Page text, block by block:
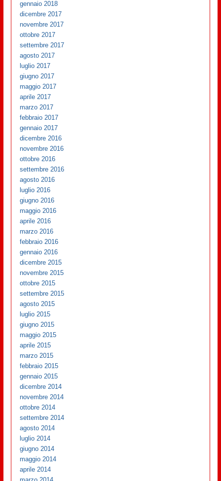
gennaio 2018
dicembre 2017
novembre 2017
ottobre 2017
settembre 2017
agosto 2017
luglio 2017
giugno 2017
maggio 2017
aprile 2017
marzo 2017
febbraio 2017
gennaio 2017
dicembre 2016
novembre 2016
ottobre 2016
settembre 2016
agosto 2016
luglio 2016
giugno 2016
maggio 2016
aprile 2016
marzo 2016
febbraio 2016
gennaio 2016
dicembre 2015
novembre 2015
ottobre 2015
settembre 2015
agosto 2015
luglio 2015
giugno 2015
maggio 2015
aprile 2015
marzo 2015
febbraio 2015
gennaio 2015
dicembre 2014
novembre 2014
ottobre 2014
settembre 2014
agosto 2014
luglio 2014
giugno 2014
maggio 2014
aprile 2014